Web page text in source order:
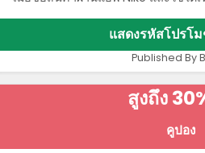
แสดงรหัสโปรโ
Published By
สูงถึง
คูปอง